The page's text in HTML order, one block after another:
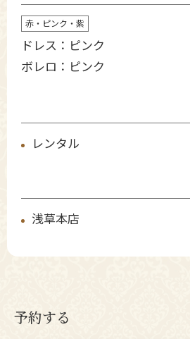
赤・ピンク・紫
ドレス：ピンク
ボレロ：ピンク
レンタル
浅草本店
予約する